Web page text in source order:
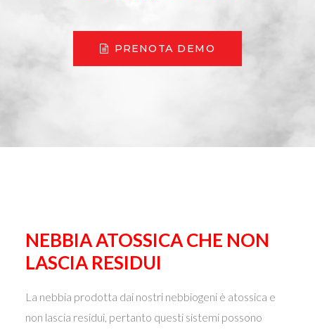
PRENOTA DEMO
NEBBIA ATOSSICA CHE NON
LASCIA RESIDUI
La nebbia prodotta dai nostri nebbiogeni è atossica e
non lascia residui, pertanto questi sistemi possono